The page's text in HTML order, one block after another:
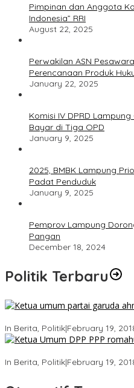
Pimpinan dan Anggota
Indonesia” RRI
August 22, 2025
Perwakilan ASN
Perencanaan Produk
January 22, 2025
Komisi IV DPRD
Bayar di Tiga OPD
January 9, 2025
2025, BMBK Lampung
Padat Penduduk
January 9, 2025
Pemprov Lampung
Pangan
December 18, 2024
Politik Terbaru
In Berita, Politik|February 19,
In Berita, Politik|February 19,